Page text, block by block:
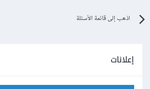
اذهب إلى قائمة الأسئلة
إعلانات